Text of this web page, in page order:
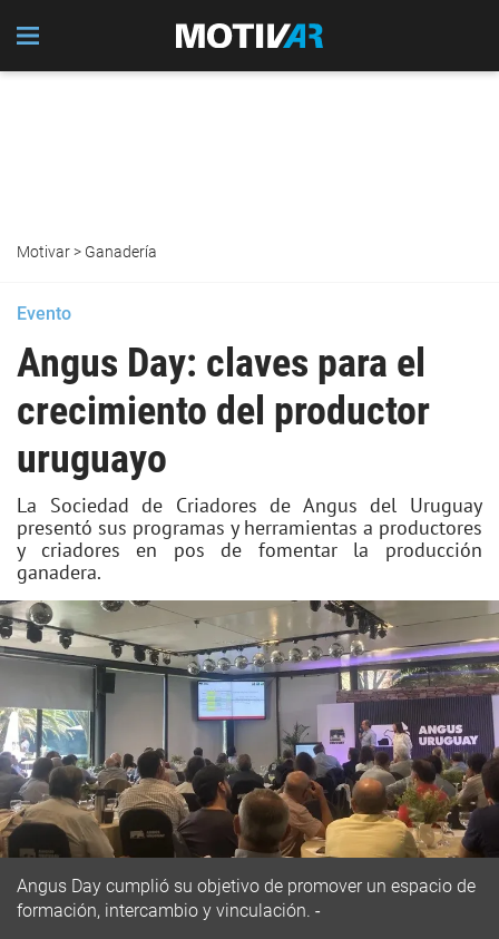
Motivar> Ganadería
Evento
Angus Day: claves para el
crecimiento del productor
uruguayo
La Sociedad de Criadores de Angus del Uruguay
presentó sus programas y herramientas a productores
y criadores en pos de fomentar la producción
ganadera.
Angus Day cumplió su objetivo de promover un espacio de
formación, intercambio y vinculación.